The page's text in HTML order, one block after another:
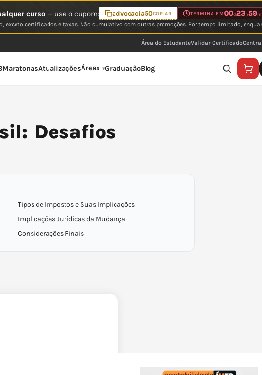
curso— use o cupom: advocacia50COPIAR TERMINA EM00d23 h59
exceto certificados e taxas. Não cumulativo com outras promoções. Por tempo limitado,
Área do EstudanteValidar Certificado
MaratonasAtualizaçõesÁreas GraduaçãoBlog
Desafios
Tipos de Impostos e Suas Implicações
Implicações Jurídicas da Mudança
Considerações Finais